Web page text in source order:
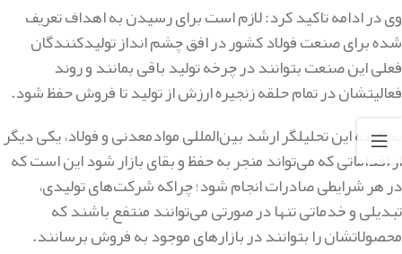
وی در ادامه تاکید کرد: لازم است برای رسیدن به اهداف تعریف
شده برای صنعت فولاد کشور در افق چشم انداز تولیدکنندگان
فعلی این صنعت بتوانند در چرخه تولید باقی بمانند و روند
فعالیتشان در تمام حلقه زنجیره ارزش از تولید تا فروش حفظ شود.
به گفته این تحلیلگر ارشد بین‌المللی موادمعدنی و فولاد، یکی دیگر
از اقداماتی که می‌تواند منجر به حفظ و بقای بازار شود این است که
در هر شرایطی صادرات انجام شود؛ چراکه شرکت‌های تولیدی،
تبدیلی و خدماتی تنها در صورتی می‌توانند منتفع باشند که
محصولاتشان را بتوانند در بازارهای موجود به فر‌وش برسانند.